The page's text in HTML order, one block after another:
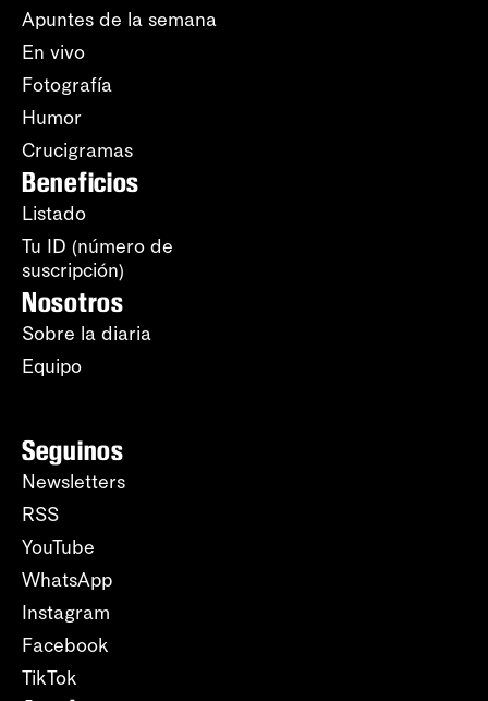
Apuntes de la semana
En vivo
Fotografía
Humor
Crucigramas
Beneficios
Listado
Tu ID (número de
suscripción)
Nosotros
Sobre la diaria
Equipo
Seguinos
Newsletters
RSS
YouTube
WhatsApp
Instagram
Facebook
TikTok